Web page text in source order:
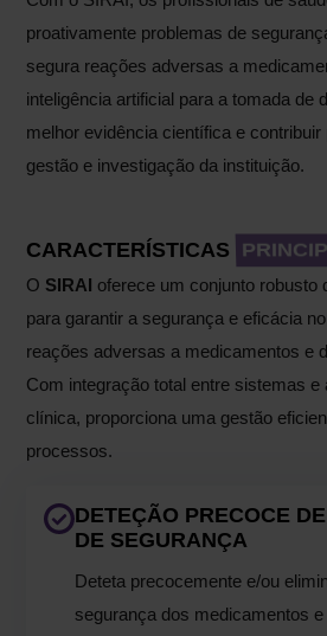
proativamente problemas de
segura reações adversas a
inteligência artificial para a tomada de
melhor evidência científica e contribuir
gestão e investigação da instituição.
CARACTERÍSTICAS
O SIRAI oferece um conjunto robusto
para garantir a segurança e eficácia
reações adversas a medicamentos e
Com integração total entre sistemas e
clínica, proporciona uma gestão
processos.
DETEÇÃO PRECOCE
DE SEGURANÇA
Deteta precocemente e/ou
segurança dos medicamentos